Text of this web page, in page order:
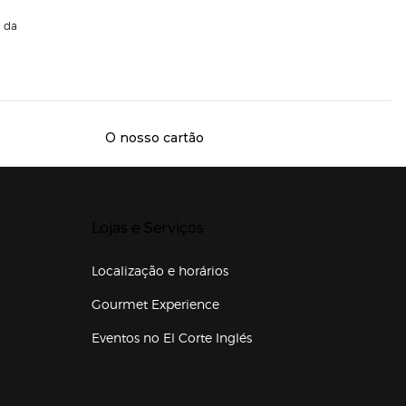
da
O nosso cartão
Localização e horários
Gourmet Experience
Eventos no El Corte Inglés